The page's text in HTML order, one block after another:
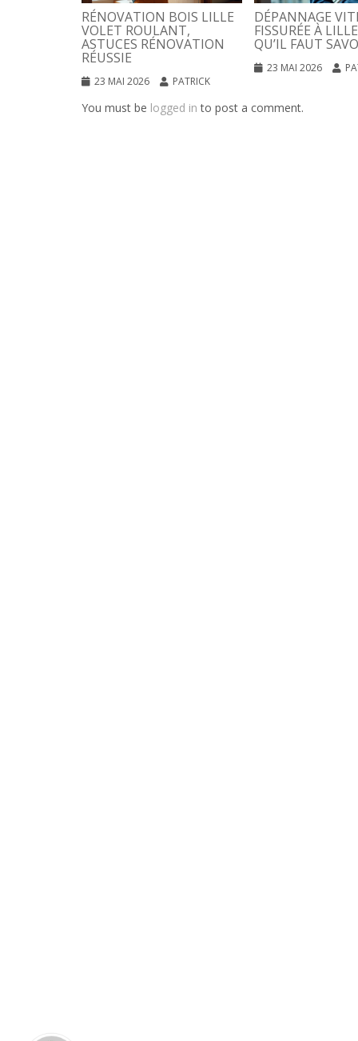
RÉNOVATION BOIS LILLE
VOLET ROULANT,
ASTUCES RÉNOVATION
RÉUSSIE
23 MAI 2026 PATRICK
DÉPANNAGE
FISSURÉE À
QU’IL FAUT
23 MAI 2026
You must be logged in to post a comment.